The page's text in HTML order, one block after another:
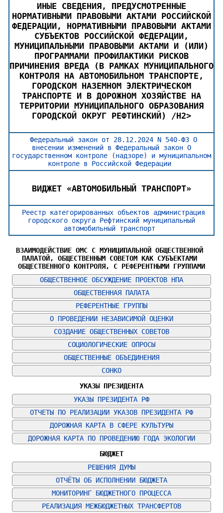
ИНЫЕ СВЕДЕНИЯ, ПРЕДУСМОТРЕННЫЕ
НОРМАТИВНЫМИ ПРАВОВЫМИ АКТАМИ РОССИЙСКОЙ
ФЕДЕРАЦИИ, НОРМАТИВНЫМИ ПРАВОВЫМИ АКТАМИ
СУБЪЕКТОВ РОССИЙСКОЙ ФЕДЕРАЦИИ,
МУНИЦИПАЛЬНЫМИ ПРАВОВЫМИ АКТАМИ И (ИЛИ)
ПРОГРАММАМИ ПРОФИЛАКТИКИ РИСКОВ
ПРИЧИНЕНИЯ ВРЕДА (В РАМКАХ МУНИЦИПАЛЬНОГО
КОНТРОЛЯ НА АВТОМОБИЛЬНОМ ТРАНСПОРТЕ,
ГОРОДСКОМ НАЗЕМНОМ ЭЛЕКТРИЧЕСКОМ
ТРАНСПОРТЕ И В ДОРОЖНОМ ХОЗЯЙСТВЕ НА
ТЕРРИТОРИИ МУНИЦИПАЛЬНОГО ОБРАЗОВАНИЯ
ГОРОДСКОЙ ОКРУГ РЕФТИНСКИЙ) /H2>
Федеральный закон от 28.12.2024 N 540-ФЗ О
внесении изменений в Федеральный закон О
государственном контроле (надзоре) и муниципальном
контроле в Российской Федерации
ВИДЖЕТ «АВТОМОБИЛЬНЫЙ ТРАНСПОРТ»
Реестр категорированных объектов администрация
городского округа Рефтинский муниципальный
автомобильный транспорт
ВЗАИМОДЕЙСТВИЕ ОМС С МУНИЦИПАЛЬНОЙ ОБЩЕСТВЕННОЙ
ПАЛАТОЙ, ОБЩЕСТВЕННЫМ СОВЕТОМ КАК СУБЪЕКТАМИ
ОБЩЕСТВЕННОГО КОНТРОЛЯ, С РЕФЕРЕНТНЫМИ ГРУППАМИ
ОБЩЕСТВЕННОЕ ОБСУЖДЕНИЕ ПРОЕКТОВ НПА
ОБЩЕСТВЕННАЯ ПАЛАТА
РЕФЕРЕНТНЫЕ ГРУППЫ
О ПРОВЕДЕНИИ НЕЗАВИСИМОЙ ОЦЕНКИ
СОЗДАНИЕ ОБЩЕСТВЕННЫХ СОВЕТОВ
СОЦИОЛОГИЧЕСКИЕ ОПРОСЫ
ОБЩЕСТВЕННЫЕ ОБЪЕДИНЕНИЯ
СОНКО
УКАЗЫ ПРЕЗИДЕНТА
УКАЗЫ ПРЕЗИДЕНТА РФ
ОТЧЕТЫ ПО РЕАЛИЗАЦИИ УКАЗОВ ПРЕЗИДЕНТА РФ
ДОРОЖНАЯ КАРТА В СФЕРЕ КУЛЬТУРЫ
ДОРОЖНАЯ КАРТА ПО ПРОВЕДЕНИЮ ГОДА ЭКОЛОГИИ
БЮДЖЕТ
РЕШЕНИЯ ДУМЫ
ОТЧЁТЫ ОБ ИСПОЛНЕНИИ БЮДЖЕТА
МОНИТОРИНГ БЮДЖЕТНОГО ПРОЦЕССА
РЕАЛИЗАЦИЯ МЕЖБЮДЖЕТНЫХ ТРАНСФЕРТОВ